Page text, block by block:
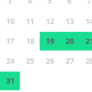
10 11 12 13
17
18 19 20
24
25 26 27
31